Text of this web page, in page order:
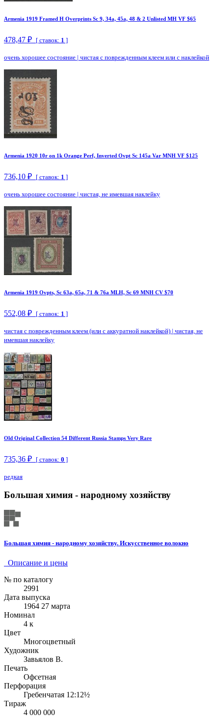
Armenia 1919 Framed H Overprints Sc 9, 34a, 45a, 48 & 2 Unlisted MH VF $65
478,47 ₽ [ ставок: 1 ]
очень хорошее состояние | чистая с поврежденным клеем или с наклейкой
Armenia 1920 10r on 1k Orange Perf, Inverted Ovpt Sc 145a Var MNH VF $125
736,10 ₽ [ ставок: 1 ]
очень хорошее состояние | чистая, не имевшая наклейку
Armenia 1919 Ovpts, Sc 63a, 65a, 71 & 76a MLH, Sc 69 MNH CV $70
552,08 ₽ [ ставок: 1 ]
чистая с поврежденным клеем (или с аккуратной наклейкой) | чистая, не
имевшая наклейку
Old Original Collection 54 Different Russia Stamps Very Rare
735,36 ₽ [ ставок: 0 ]
редкая
Большая химия - народному хозяйству
Большая химия - народному хозяйству. Искусственное волокно
Описание и цены
№ по каталогу
2991
Дата выпуска
1964 27 марта
Номинал
4 к
Цвет
Многоцветный
Художник
Завьялов В.
Печать
Офсетная
Перфорация
Гребенчатая 12:12½
Тираж
4 000 000